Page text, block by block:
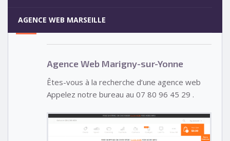
AGENCE WEB MARSEILLE
Votre site internet pour 29€
Agence Web Marigny-sur-Yonne
Êtes-vous à la recherche d’une agence web
Appelez notre bureau au 07 80 96 45 29 .